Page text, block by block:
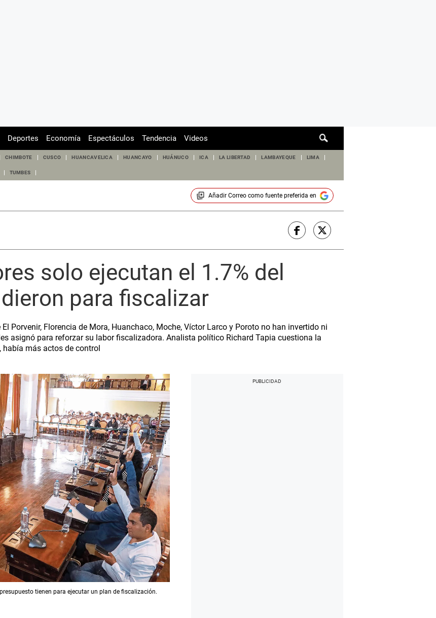
de
Deportes Economía Espectáculos Tendencia Videos
CHIMBOTE CUSCO HUANCAVELICA HUANCAYO HUÁNUCO ICA LA LIBERTAD LAMBAYEQUE LIMA
TUMBES
Añadir Correocomo fuente preferida en
solo ejecutan el 1.7% del
para fiscalizar
Porvenir, Florencia de Mora, Huanchaco, Moche, Víctor Larco y Poroto no han invertido ni
asignó para reforzar su labor fiscalizadora. Analista político Richard Tapia cuestiona la
había más actos de control
tienen para ejecutar un plan de fiscalización.